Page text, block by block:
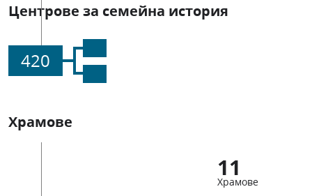
Центрове за семейна история
420
Храмове
11
Храмове